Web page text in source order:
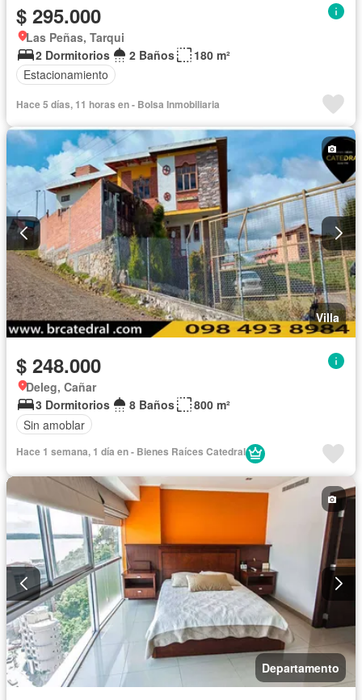
$ 295.000
Las Peñas, Tarqui
2 Dormitorios
2 Baños
180 m²
Estacionamiento
Hace 5 días, 11 horas en - Bolsa Inmobiliaria
Villa
$ 248.000
Deleg, Cañar
3 Dormitorios
8 Baños
800 m²
Sin amoblar
Hace 1 semana, 1 día en - Bienes Raíces Catedral
Departamento